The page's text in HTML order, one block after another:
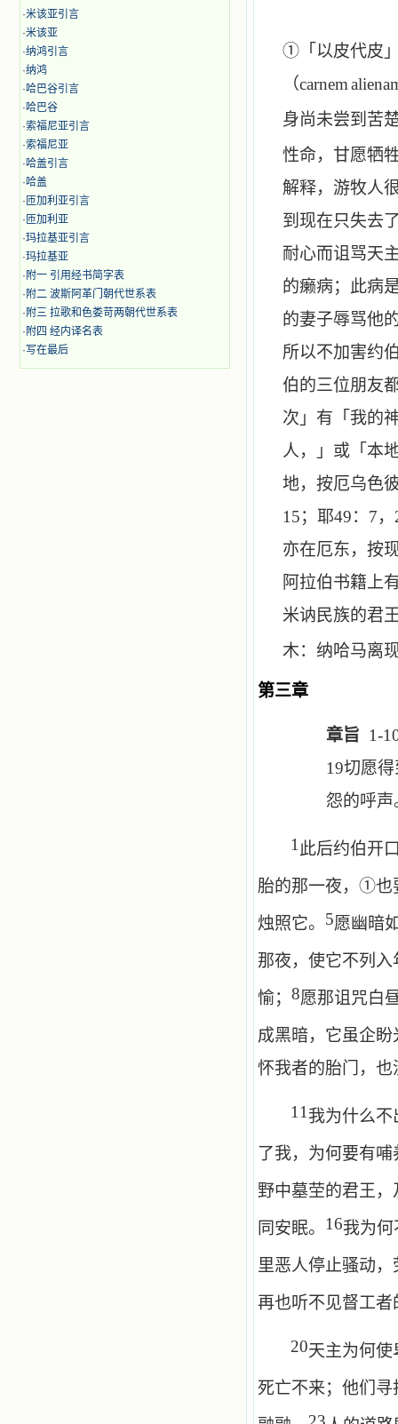
·米该亚引言
·米该亚
·纳鸿引言
·纳鸿
·哈巴谷引言
·哈巴谷
·索福尼亚引言
·索福尼亚
·哈盖引言
·哈盖
· 匝加利亚引言
· 匝加利亚
·玛拉基亚引言
·玛拉基亚
· 附一 引用经书简字表
· 附二 波斯阿革门朝代世系表
· 附三 拉歌和色娄苛两朝代世系表
· 附四 经内译名表
·写在最后
①「以皮代皮
（carnem
身尚未尝到苦
性命，甘愿牺
解释，游牧人
到现在只失去
耐心而诅骂天
的癞病；此病
的妻子辱骂他
所以不加害约
伯的三位朋友
次」有「我的
人，」或「本
地，按厄乌色
15；耶49： 7，
亦在厄东，按
阿拉伯书籍上
米讷民族的君
木：纳哈马离
第三章
章旨 1-
19切愿
怨的呼声
1 此后约伯开
胎的那一夜，①也
烛照它。 5愿幽暗
那夜，使它不列
愉； 8愿那诅咒白
成黑暗，它虽企
怀我者的胎门，
11 我为什么
了我，为何要有
野中墓茔的君王
同安眠。 16我为
里恶人停止骚动
再也听不见督工者
20天主为何
死亡不来；他们